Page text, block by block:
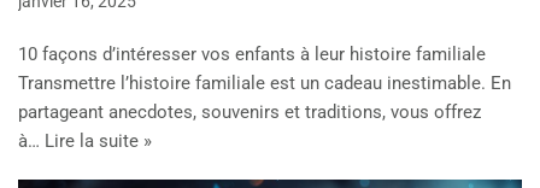
10 façons d’intéresser vos enfants à leur histoire familiale
Transmettre l’histoire familiale est un cadeau inestimable. En
partageant anecdotes, souvenirs et traditions, vous offrez
à… Lire la suite »